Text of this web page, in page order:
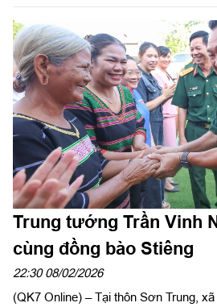
mai, cành đào, dựng tiểu cảnh, chỉnh
trường, tạo nên diện mạo khang
đội. Xuân về trên thao trường, trong
màu tươi mới mà còn là khí thế thi
sàng chiến đấu cao, đón Tết an toàn,
Trung tướng Trần Vinh
cùng đồng bào Stiêng
22:30 08/02/2026
(QK7 Online) – Tại thôn Sơn Trung,